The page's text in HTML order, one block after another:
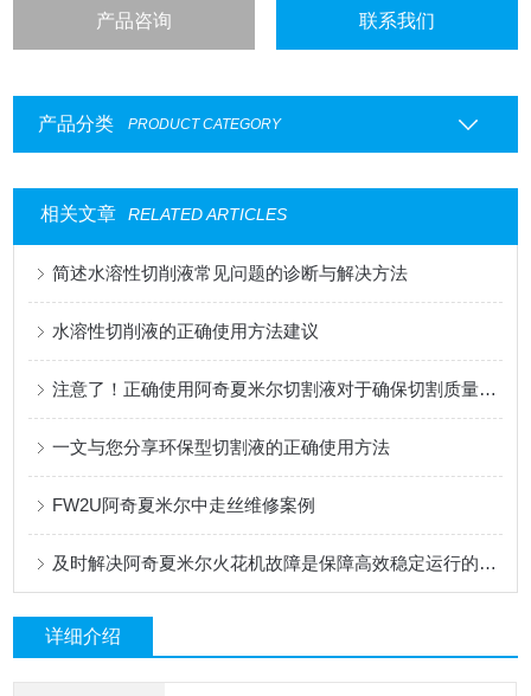
产品咨询 联系我们
产品分类 PRODUCT CATEGORY
相关文章 RELATED ARTICLES
简述水溶性切削液常见问题的诊断与解决方法
水溶性切削液的正确使用方法建议
注意了！正确使用阿奇夏米尔切割液对于确保切割质量很重要
一文与您分享环保型切割液的正确使用方法
FW2U阿奇夏米尔中走丝维修案例
及时解决阿奇夏米尔火花机故障是保障高效稳定运行的关键
详细介绍